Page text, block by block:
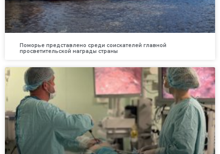
Поморье представлено среди соискателей главной
просветительской награды страны